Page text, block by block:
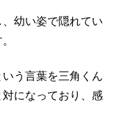
幼い姿で隠れてい
いう言葉を三角くん
になっており、感